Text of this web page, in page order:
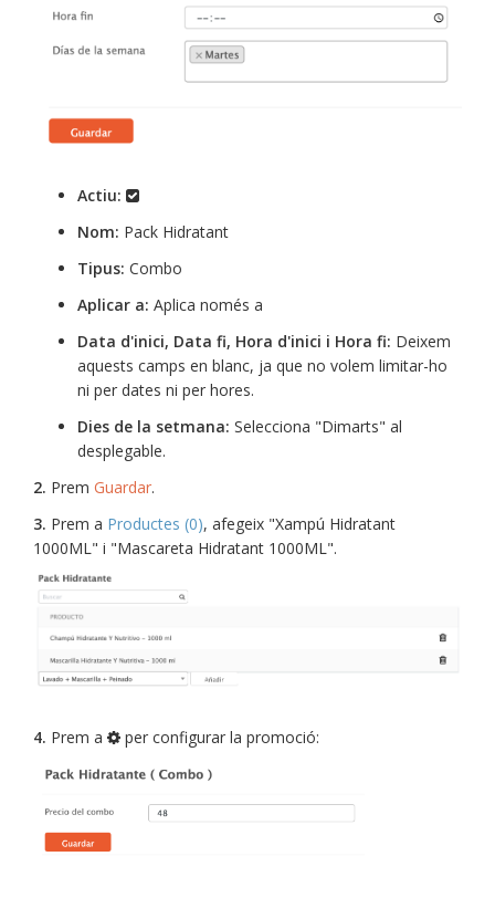
Actiu:
Nom: Pack Hidratant
Tipus: Combo
Aplicar a: Aplica només a
Data d'inici, Data fi, Hora d'inici i Hora fi: Deixem
aquests camps en blanc, ja que no volem limitar-ho
ni per dates ni per hores.
Dies de la setmana: Selecciona "Dimarts" al
desplegable.
2. Prem Guardar.
3. Prem a Productes (0), afegeix "Xampú Hidratant
1000ML" i "Mascareta Hidratant 1000ML".
4. Prem a per configurar la promoció: